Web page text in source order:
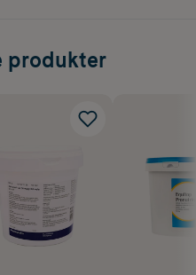
produkter